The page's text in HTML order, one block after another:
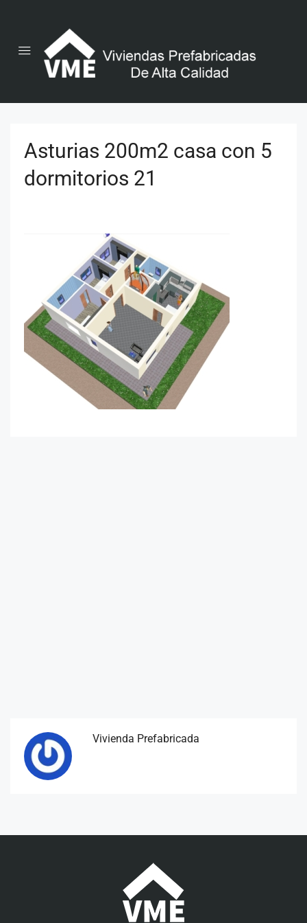
Asturias 200m2 casa con 5
dormitorios 21
Vivienda Prefabricada